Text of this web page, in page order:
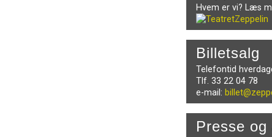
Hvem er vi? Læs
Billetsalg
Telefontid
Tlf. 33 22 04 78
e-mail:
Presse